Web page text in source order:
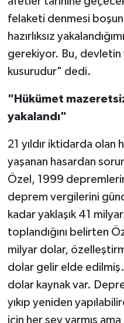
felaketi denmesi
hazırlıksız
gerekiyor. Bu,
kusurudur" dedi.
"Hükümet
yakalandı"
21 yıldır iktidarda
yaşanan hasardan
Özel, 1999
deprem vergilerini
kadar yaklaşık 41
toplandığını belirten
milyar dolar,
dolar gelir elde
dolar kaynak var.
yıkıp yeniden
için her şey varmış